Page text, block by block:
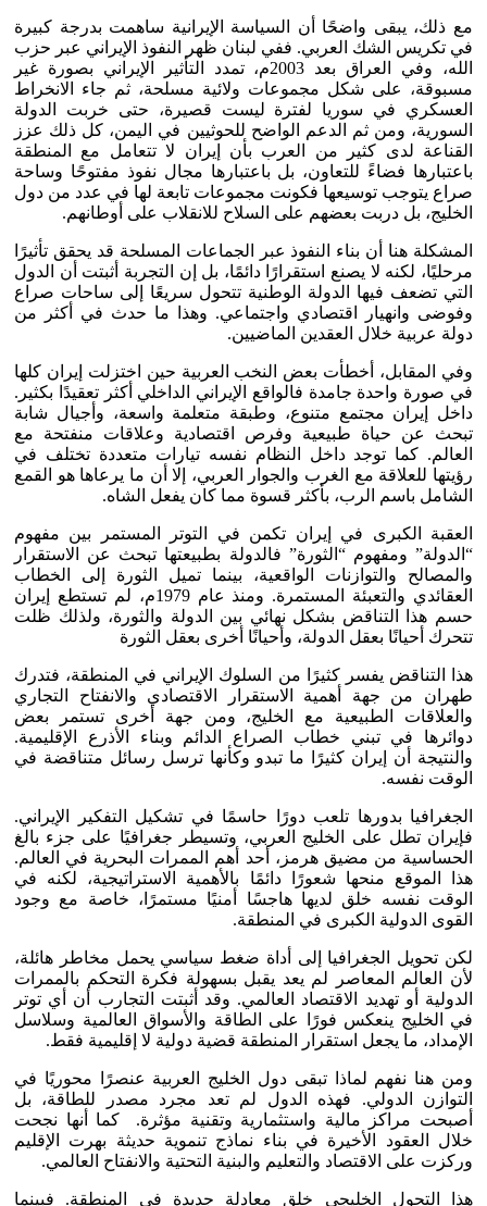
مع ذلك، يبقى واضحًا أن السياسة الإيرانية ساهمت بدرجة كبيرة
في تكريس الشك العربي. ففي لبنان ظهر النفوذ الإيراني عبر حزب
الله، وفي العراق بعد 2003م، تمدد التأثير الإيراني بصورة غير
مسبوقة، على شكل مجموعات ولائية مسلحة، ثم جاء الانخراط
العسكري في سوريا لفترة ليست قصيرة، حتى خربت الدولة
السورية، ومن ثم الدعم الواضح للحوثيين في اليمن، كل ذلك عزز
القناعة لدى كثير من العرب بأن إيران لا تتعامل مع المنطقة
باعتبارها فضاءً للتعاون، بل باعتبارها مجال نفوذ مفتوحًا وساحة
صراع يتوجب توسيعها فكونت مجموعات تابعة لها في عدد من دول
الخليج، بل دربت بعضهم على السلاح للانقلاب على أوطانهم.
المشكلة هنا أن بناء النفوذ عبر الجماعات المسلحة قد يحقق تأثيرًا
مرحليًا، لكنه لا يصنع استقرارًا دائمًا، بل إن التجربة أثبتت أن الدول
التي تضعف فيها الدولة الوطنية تتحول سريعًا إلى ساحات صراع
وفوضى وانهيار اقتصادي واجتماعي. وهذا ما حدث في أكثر من
دولة عربية خلال العقدين الماضيين.
وفي المقابل، أخطأت بعض النخب العربية حين اختزلت إيران كلها
في صورة واحدة جامدة فالواقع الإيراني الداخلي أكثر تعقيدًا بكثير.
داخل إيران مجتمع متنوع، وطبقة متعلمة واسعة، وأجيال شابة
تبحث عن حياة طبيعية وفرص اقتصادية وعلاقات منفتحة مع
العالم. كما توجد داخل النظام نفسه تيارات متعددة تختلف في
رؤيتها للعلاقة مع الغرب والجوار العربي، إلا أن ما يرعاها هو القمع
الشامل باسم الرب، بأكثر قسوة مما كان يفعل الشاه.
العقبة الكبرى في إيران تكمن في التوتر المستمر بين مفهوم
“الدولة” ومفهوم “الثورة” فالدولة بطبيعتها تبحث عن الاستقرار
والمصالح والتوازنات الواقعية، بينما تميل الثورة إلى الخطاب
العقائدي والتعبئة المستمرة. ومنذ عام 1979م، لم تستطع إيران
حسم هذا التناقض بشكل نهائي بين الدولة والثورة، ولذلك ظلت
تتحرك أحيانًا بعقل الدولة، وأحيانًا أخرى بعقل الثورة
هذا التناقض يفسر كثيرًا من السلوك الإيراني في المنطقة، فتدرك
طهران من جهة أهمية الاستقرار الاقتصادي والانفتاح التجاري
والعلاقات الطبيعية مع الخليج، ومن جهة أخرى تستمر بعض
دوائرها في تبني خطاب الصراع الدائم وبناء الأذرع الإقليمية.
والنتيجة أن إيران كثيرًا ما تبدو وكأنها ترسل رسائل متناقضة في
الوقت نفسه.
الجغرافيا بدورها تلعب دورًا حاسمًا في تشكيل التفكير الإيراني.
فإيران تطل على الخليج العربي، وتسيطر جغرافيًا على جزء بالغ
الحساسية من مضيق هرمز، أحد أهم الممرات البحرية في العالم.
هذا الموقع منحها شعورًا دائمًا بالأهمية الاستراتيجية، لكنه في
الوقت نفسه خلق لديها هاجسًا أمنيًا مستمرًا، خاصة مع وجود
القوى الدولية الكبرى في المنطقة.
لكن تحويل الجغرافيا إلى أداة ضغط سياسي يحمل مخاطر هائلة،
لأن العالم المعاصر لم يعد يقبل بسهولة فكرة التحكم بالممرات
الدولية أو تهديد الاقتصاد العالمي. وقد أثبتت التجارب أن أي توتر
في الخليج ينعكس فورًا على الطاقة والأسواق العالمية وسلاسل
الإمداد، ما يجعل استقرار المنطقة قضية دولية لا إقليمية فقط.
ومن هنا نفهم لماذا تبقى دول الخليج العربية عنصرًا محوريًا في
التوازن الدولي. فهذه الدول لم تعد مجرد مصدر للطاقة، بل
أصبحت مراكز مالية واستثمارية وتقنية مؤثرة. كما أنها نجحت
خلال العقود الأخيرة في بناء نماذج تنموية حديثة بهرت الإقليم
وركزت على الاقتصاد والتعليم والبنية التحتية والانفتاح العالمي.
هذا التحول الخليجي خلق معادلة جديدة في المنطقة. فبينما